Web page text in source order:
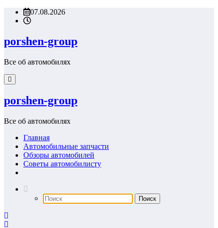
Перейти07.08.2026
porshen-group
Все об автомобилях
porshen-group
Все об автомобилях
Главная
Автомобильные запчасти
Обзоры автомобилей
Советы автомобилисту